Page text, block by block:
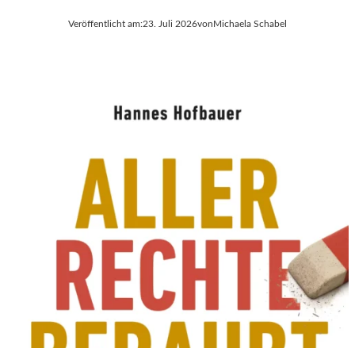
Veröffentlicht am:23. Juli 2026von Michaela Schabel